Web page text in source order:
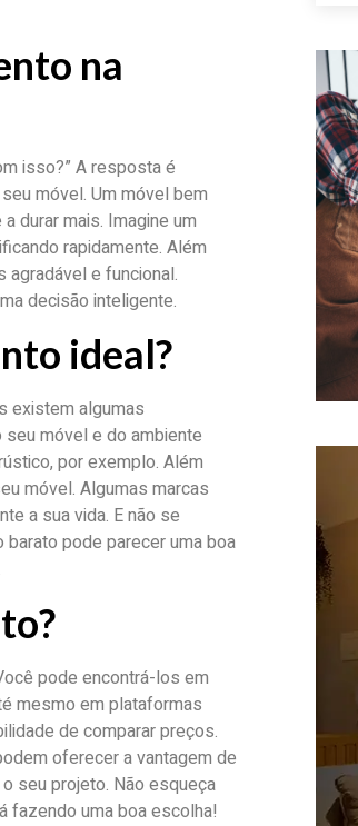
na
isso?” A resposta é
móvel. Um móvel bem
durar mais. Imagine um
rapidamente. Além
e funcional.
decisão inteligente.
ideal?
existem algumas
móvel e do ambiente
por exemplo. Além
móvel. Algumas marcas
a sua vida. E não se
pode parecer uma boa
pode encontrá-los em
mesmo em plataformas
de comparar preços.
oferecer a vantagem de
seu projeto. Não esqueça
fazendo uma boa escolha!